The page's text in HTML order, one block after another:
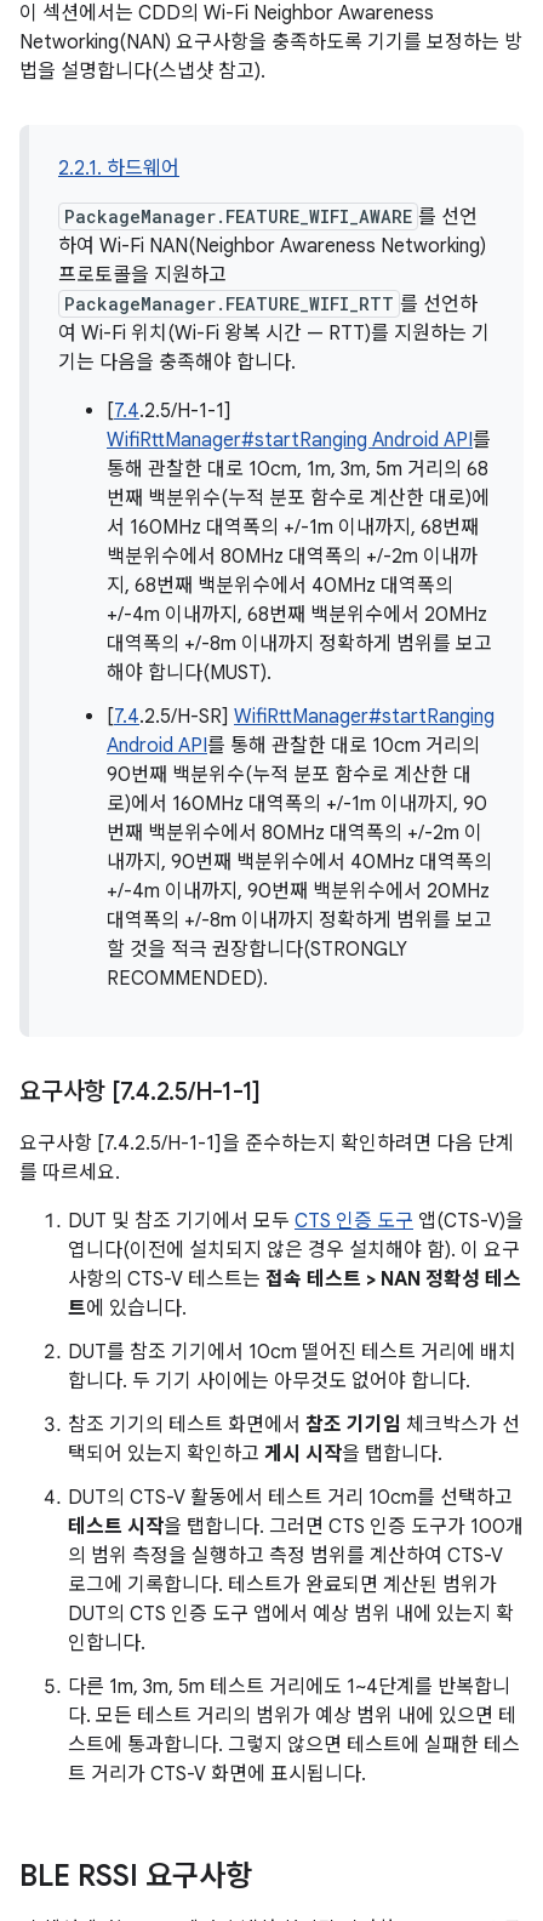
이 섹션에서는 CDD의 Wi-Fi Neighbor Awareness
Networking(NAN) 요구사항을 충족하도록 기기를 보정하는 방
법을 설명합니다(스냅샷 참고).
2.2.1. 하드웨어
PackageManager.FEATURE_WIFI_AWARE 를 선언
하여 Wi-Fi NAN(Neighbor Awareness Networking)
프로토콜을 지원하고
PackageManager.FEATURE_WIFI_RTT 를 선언하
여 Wi-Fi 위치(Wi-Fi 왕복 시간 — RTT)를 지원하는 기
기는 다음을 충족해야 합니다.
[7.4.2.5/H-1-1]
WifiRttManager#startRanging Android API를
통해 관찰한 대로 10cm, 1m, 3m, 5m 거리의 68
번째 백분위수(누적 분포 함수로 계산한 대로)에
서 160MHz 대역폭의 +/-1m 이내까지, 68번째
백분위수에서 80MHz 대역폭의 +/-2m 이내까
지, 68번째 백분위수에서 40MHz 대역폭의
+/-4m 이내까지, 68번째 백분위수에서 20MHz
대역폭의 +/-8m 이내까지 정확하게 범위를 보고
해야 합니다(MUST).
[7.4.2.5/H-SR] WifiRttManager#startRanging
Android API를 통해 관찰한 대로 10cm 거리의
90번째 백분위수(누적 분포 함수로 계산한 대
로)에서 160MHz 대역폭의 +/-1m 이내까지, 90
번째 백분위수에서 80MHz 대역폭의 +/-2m 이
내까지, 90번째 백분위수에서 40MHz 대역폭의
+/-4m 이내까지, 90번째 백분위수에서 20MHz
대역폭의 +/-8m 이내까지 정확하게 범위를 보고
할 것을 적극 권장합니다(STRONGLY
RECOMMENDED).
요구사항 [7.4.2.5/H-1-1]
요구사항 [7.4.2.5/H-1-1]을 준수하는지 확인하려면 다음 단계
를 따르세요.
DUT 및 참조 기기에서 모두 CTS 인증 도구 앱(CTS-V)을
엽니다(이전에 설치되지 않은 경우 설치해야 함). 이 요구
사항의 CTS-V 테스트는 접속 테스트 > NAN 정확성 테스
트에 있습니다.
DUT를 참조 기기에서 10cm 떨어진 테스트 거리에 배치
합니다. 두 기기 사이에는 아무것도 없어야 합니다.
참조 기기의 테스트 화면에서 참조 기기임 체크박스가 선
택되어 있는지 확인하고 게시 시작을 탭합니다.
DUT의 CTS-V 활동에서 테스트 거리 10cm를 선택하고
테스트 시작을 탭합니다. 그러면 CTS 인증 도구가 100개
의 범위 측정을 실행하고 측정 범위를 계산하여 CTS-V
로그에 기록합니다. 테스트가 완료되면 계산된 범위가
DUT의 CTS 인증 도구 앱에서 예상 범위 내에 있는지 확
인합니다.
다른 1m, 3m, 5m 테스트 거리에도 1~4단계를 반복합니
다. 모든 테스트 거리의 범위가 예상 범위 내에 있으면 테
스트에 통과합니다. 그렇지 않으면 테스트에 실패한 테스
트 거리가 CTS-V 화면에 표시됩니다.
BLE RSSI 요구사항